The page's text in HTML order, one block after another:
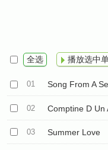
全选 播放选中
01 Song From A
02 Comptine D Un
03 Summer Love